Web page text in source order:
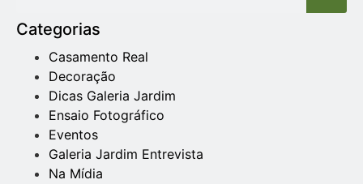
Categorias
Casamento Real
Decoração
Dicas Galeria Jardim
Ensaio Fotográfico
Eventos
Galeria Jardim Entrevista
Na Mídia